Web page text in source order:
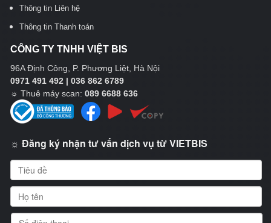
Thông tin Liên hệ
Thông tin Thanh toán
CÔNG TY TNHH VIỆT BIS
96A Định Công, P. Phương Liệt, Hà Nội
0971 491 492 | 036 862 6789
☼ Thuê máy scan: 089 6688 636
☼ Đăng ký nhận tư vấn dịch vụ từ VIETBIS